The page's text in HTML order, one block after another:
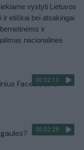
vystyti Lietuvos
ir etiškai bei atsakingai
ir
nacionalines
00:02:13
Facebook’e?
00:02:29